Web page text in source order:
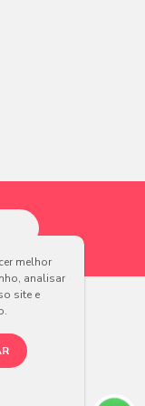
melhor
analisar
site e